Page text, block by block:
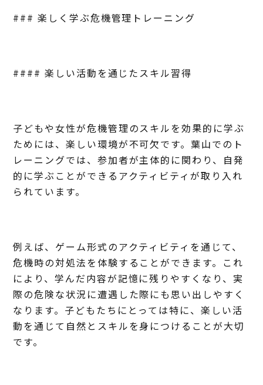
### 楽しく学ぶ危機管理トレーニング
#### 楽しい活動を通じたスキル習得
子どもや女性が危機管理のスキルを効果的に学ぶ
ためには、楽しい環境が不可欠です。葉山でのト
レーニングでは、参加者が主体的に関わり、自発
的に学ぶことができるアクティビティが取り入れ
られています。
例えば、ゲーム形式のアクティビティを通じて、
危機時の対処法を体験することができます。これ
により、学んだ内容が記憶に残りやすくなり、実
際の危険な状況に遭遇した際にも思い出しやすく
なります。子どもたちにとっては特に、楽しい活
動を通じて自然とスキルを身につけることが大切
です。